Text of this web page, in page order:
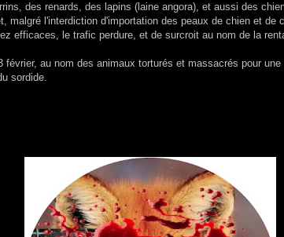
des renards, des lapins (laine angora), et aussi des
malgré l'interdiction d'importation des peaux de chien et de
efficaces, le trafic perdure, et de surcroit au nom de la
février, au nom des animaux torturés et massacrés pour
sordide.